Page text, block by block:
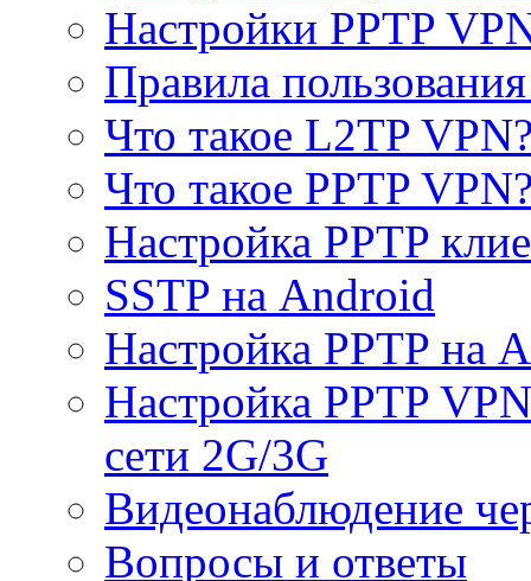
Настройки PPTP
Правила
Что такое L2TP
Что такое PPTP
Настройка PPTP
SSTP на Android
Настройка PPTP на
Настройка PPTP
сети 2G/3G
Видеонаблюдение
Вопросы и ответы